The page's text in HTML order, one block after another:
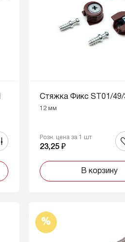
Стяжка Фикс ST01/49/
12 мм
Розн. цена за 1 шт
23,25 ₽
В корзину
%